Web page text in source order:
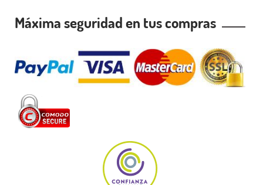
Máxima seguridad en tus compras